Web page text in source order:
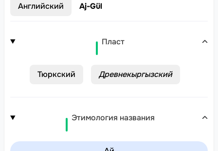
Английский
Aj-Gül
Пласт
Тюркский Древнекыргызский
Этимология названия